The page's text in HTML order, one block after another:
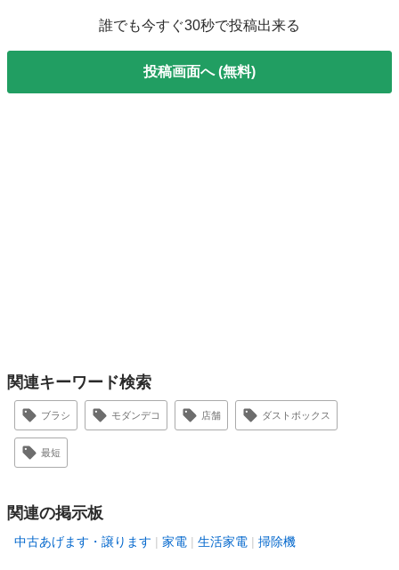
誰でも今すぐ30秒で投稿出来る
投稿画面へ (無料)
関連キーワード検索
ブラシ モダンデコ 店舗 ダストボックス
最短
関連の掲示板
中古あげます・譲ります 家電 生活家電 掃除機